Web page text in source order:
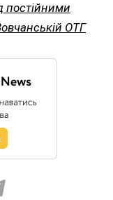
постійними
ОТГ